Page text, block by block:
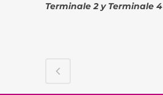
Terminale 2 y Terminale 4